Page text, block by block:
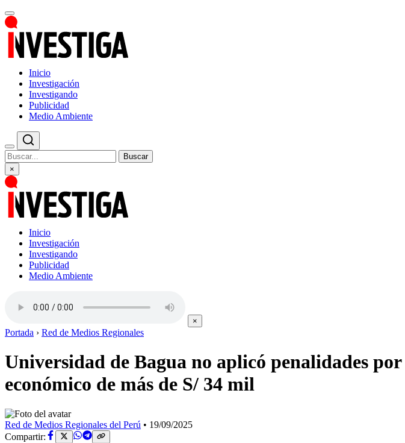
Inicio
Investigación
Investigando
Publicidad
Medio Ambiente
Buscar
×
Inicio
Investigación
Investigando
Publicidad
Medio Ambiente
×
Portada › Red de Medios Regionales
Universidad de Bagua no aplicó penalidades
económico de más de S/ 34 mil
Red de Medios Regionales del Perú • 19/09/2025
Compartir: